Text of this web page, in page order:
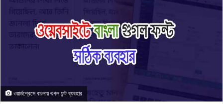
ওয়ার্ডপ্রেসে বাংলায় গুগল ফন্ট ব্যবহার